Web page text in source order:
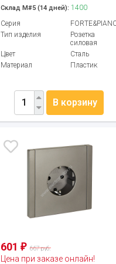
Склад М#5 (14 дней): 1400
Серия
Тип изделия
Розетка
силовая
Цвет
Сталь
Материал
Пластик
В корзину
601₽ 667 руб.
Цена при заказе онлайн!